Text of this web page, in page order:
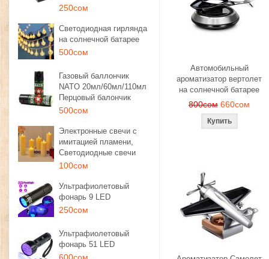
250сом
Светодиодная гирлянда
на солнечной батарее
500сом
Газовый баллончик
NATO 20мл/60мл/110мл
Перцовый балончик
500сом
Электронные свечи с
имитацией пламени,
Светодиодные свечи
100сом
Ультрафиолетовый
фонарь 9 LED
250сом
Ультрафиолетовый
фонарь 51 LED
Автомобильный
ароматизатор вертолет
на солнечной батарее
800сом 660сом